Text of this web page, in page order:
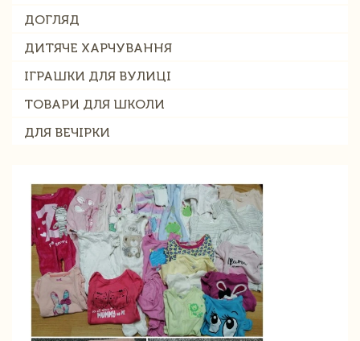
ДОГЛЯД
ДИТЯЧЕ ХАРЧУВАННЯ
ІГРАШКИ ДЛЯ ВУЛИЦІ
ТОВАРИ ДЛЯ ШКОЛИ
ДЛЯ ВЕЧІРКИ